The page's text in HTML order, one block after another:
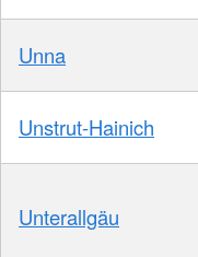
Unna
Unstrut-Hainich
Unterallgäu